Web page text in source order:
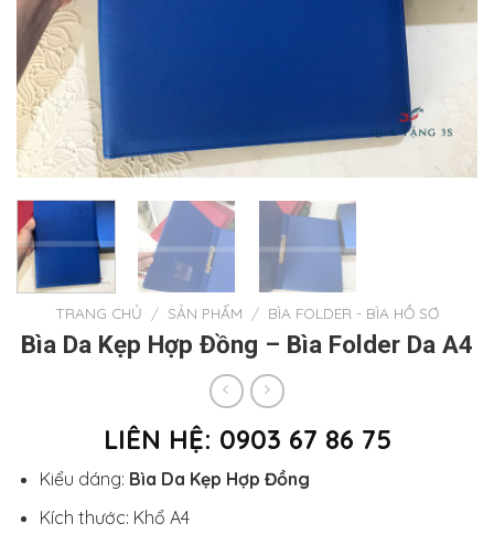
TRANG CHỦ / SẢN PHẨM / BÌA FOLDER - BÌA HỒ SƠ
Bìa Da Kẹp Hợp Đồng – Bìa Folder Da A4
LIÊN HỆ: 0903 67 86 75
Kiểu dáng: Bìa Da Kẹp Hợp Đồng
Kích thước: Khổ A4